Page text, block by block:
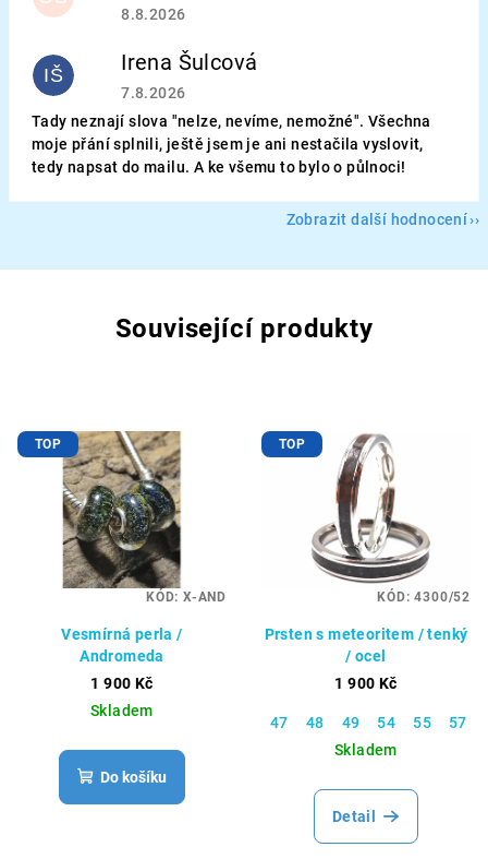
Hodnocení obchodu je 5 z 5 hvězdiček.
8.8.2026
IŠ Irena Šulcová
Hodnocení obchodu je 5 z 5 hvězdiček.
7.8.2026
Tady neznají slova "nelze, nevíme, nemožné". Všechna
moje přání splnili, ještě jsem je ani nestačila vyslovit,
tedy napsat do mailu. A ke všemu to bylo o půlnoci!
Zobrazit další hodnocení
Související produkty
TOP
Vesmírná perla /
Andromeda
1 900 Kč
Skladem
Do košíku
KÓD: X-AND
TOP
Prsten s meteoritem / tenký
/ ocel
1 900 Kč
47 48 49 54 55 57
Skladem
Detail
KÓD:4300/52